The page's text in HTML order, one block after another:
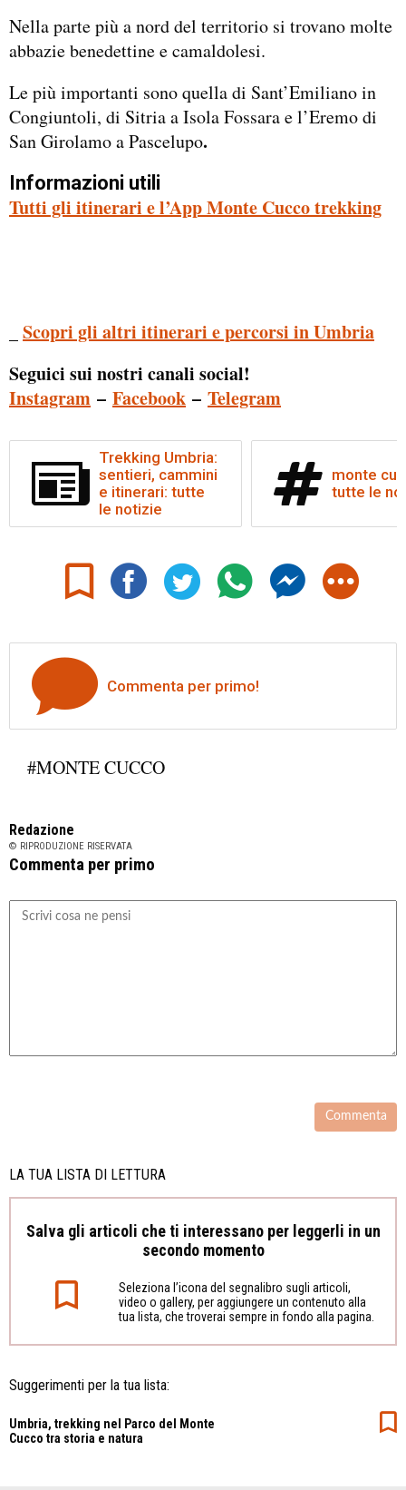
Nella parte più a nord del territorio si trovano molte
abbazie benedettine e camaldolesi.
Le più importanti sono quella di Sant’Emiliano in
Congiuntoli, di Sitria a Isola Fossara e l’Eremo di
San Girolamo a Pascelupo.
Informazioni utili
Tutti gli itinerari e l’App Monte Cucco trekking
Scopri gli altri itinerari e percorsi in Umbria
Seguici sui nostri canali social!
Instagram – Facebook – Telegram
Trekking Umbria:
sentieri, cammini
e itinerari: tutte
le notizie
monte
tutte le
Commenta per primo!
#MONTE CUCCO
Redazione
© RIPRODUZIONE RISERVATA
Commenta per primo
LA TUA LISTA DI LETTURA
Salva gli articoli che ti interessano per leggerli in un
secondo momento
Seleziona l’icona del segnalibro sugli articoli,
video o gallery, per aggiungere un contenuto alla
tua lista, che troverai sempre in fondo alla pagina.
Suggerimenti per la tua lista:
Umbria, trekking nel Parco del Monte
Cucco tra storia e natura